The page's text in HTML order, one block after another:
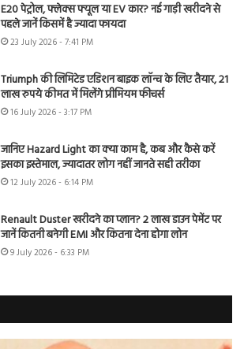
E20 पेट्रोल, फ्लेक्स फ्यूल या EV कार? नई गाड़ी खरीदने से
पहले जानें किसमें है ज्यादा फायदा
23 July 2026 - 7:41 PM
Triumph की लिमिटेड एडिशन बाइक लॉन्च के लिए तैयार, 21
लाख रुपये कीमत में मिलेंगे प्रीमियम फीचर्स
16 July 2026 - 3:17 PM
जानिए Hazard Light का क्या काम है, कब और कैसे करें
इसका इस्तेमाल, ज्यादातर लोग नहीं जानते सही तरीका
12 July 2026 - 6:14 PM
Renault Duster खरीदने का प्लान? 2 लाख डाउन पेमेंट पर
जानें कितनी बनेगी EMI और कितना देना होगा लोन
9 July 2026 - 6:33 PM